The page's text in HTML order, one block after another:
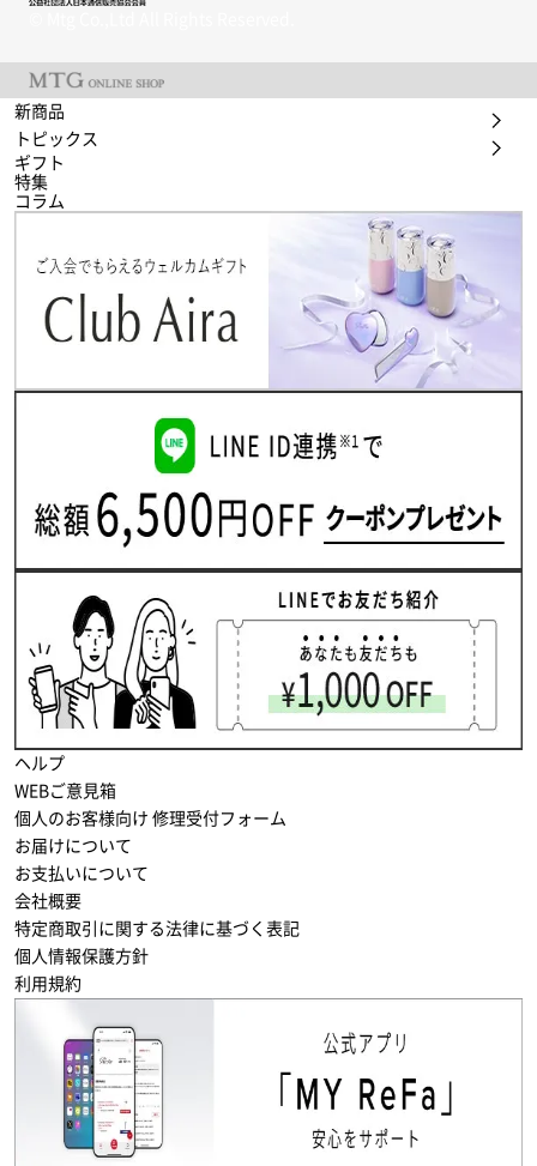
新商品
トピックス
ギフト
特集
コラム
ヘルプ
WEBご意見箱
個人のお客様向け 修理受付フォーム
お届けについて
お支払いについて
会社概要
特定商取引に関する法律に基づく表記
個人情報保護方針
利用規約